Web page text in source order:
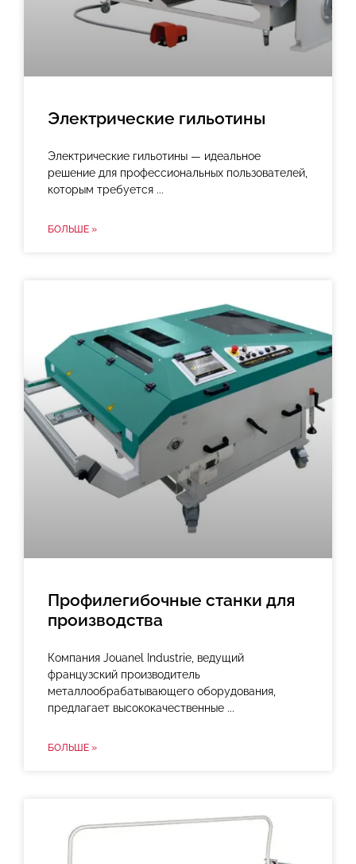
Электрические гильотины
Электрические гильотины — идеальное
решение для профессиональных пользователей,
которым требуется
БОЛЬШЕ »
Профилегибочные станки для
производства
Компания Jouanel Industrie, ведущий
французский производитель
металлообрабатывающего оборудования,
предлагает высококачественные
БОЛЬШЕ »